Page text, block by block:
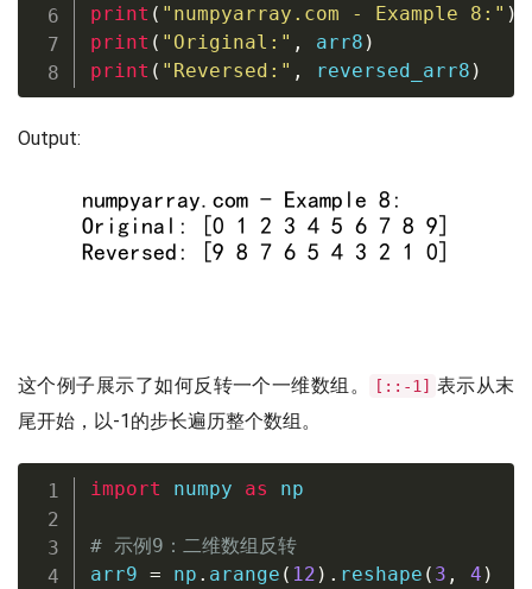
print ( "numpyarray.com - Example 8:" )
print ( "Original:" , arr8 )
print ( "Reversed:" , reversed_arr8 )
Output:
这个例子展示了如何反转一个一维数组。 [::-1] 表示从末
尾开始，以-1的步长遍历整个数组。
import numpy as np
# 示例9：二维数组反转
arr9 = np . arange ( 12 ) . reshape ( 3 , 4 )